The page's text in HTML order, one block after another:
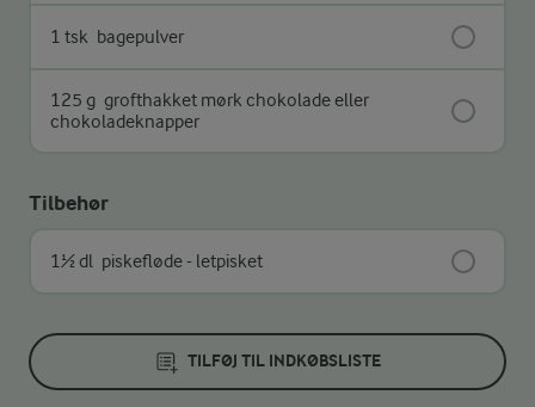
1 tsk bagepulver
125 g grofthakket mørk chokolade eller
chokoladeknapper
Tilbehør
1½ dl piskefløde - letpisket
TILFØJ TIL INDKØBSLISTE